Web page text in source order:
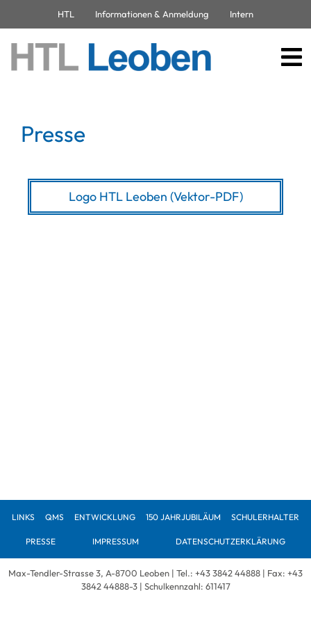
HTL Informationen & Anmeldung Intern
Presse
Logo HTL Leoben (Vektor-PDF)
LINKS QMS ENTWICKLUNG 150 JAHRJUBILÄUM SCHULERHALTER
PRESSE IMPRESSUM DATENSCHUTZERKLÄRUNG
Max-Tendler-Strasse 3, A-8700 Leoben | Tel.: +43 3842 44888 | Fax: +43
3842 44888-3 | Schulkennzahl: 611417